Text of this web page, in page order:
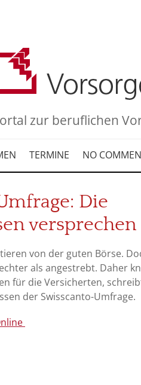
zur beruflichen
TERMINE NO
Die
von der guten Börse.
als angestrebt. Daher
für die Versicherten,
der Swisscanto-Umfrage.